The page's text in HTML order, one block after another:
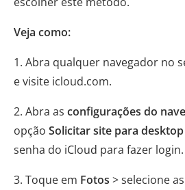
Veja como:
1. Abra qualquer navegador no
e visite icloud.com.
2. Abra as configurações do
opção Solicitar site para desktop
senha do iCloud para fazer login.
3. Toque em Fotos > selecione